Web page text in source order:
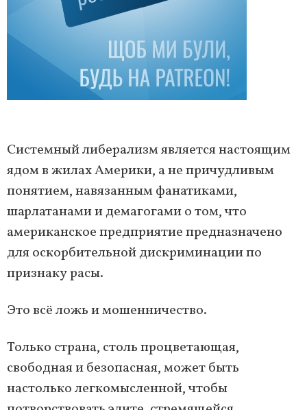
Системный либерализм является настоящим
ядом в жилах Америки, а не причудливым
понятием, навязанным фанатиками,
шарлатанами и демагогами о том, что
американское предприятие предназначено
для оскорбительной дискриминации по
признаку расы.
Это всё ложь и мошенничество.
Только страна, столь процветающая,
свободная и безопасная, может быть
настолько легкомысленной, чтобы